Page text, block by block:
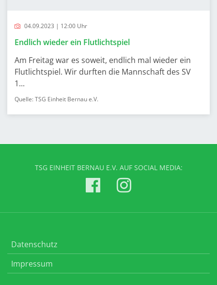
04.09.2023 | 12:00 Uhr
Endlich wieder ein Flutlichtspiel
Am Freitag war es soweit, endlich mal wieder ein
Flutlichtspiel. Wir durften die Mannschaft des SV
1...
Quelle: TSG Einheit Bernau e.V.
TSG EINHEIT BERNAU E.V. AUF SOCIAL MEDIA:
Datenschutz
Impressum